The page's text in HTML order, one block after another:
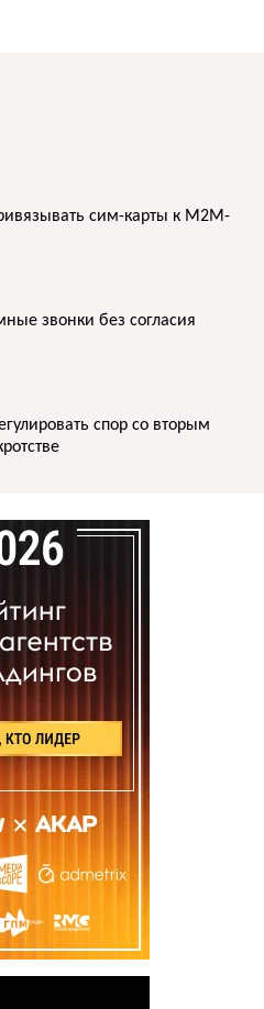
сим-карты к M2M-
звонки без согласия
спор со вторым